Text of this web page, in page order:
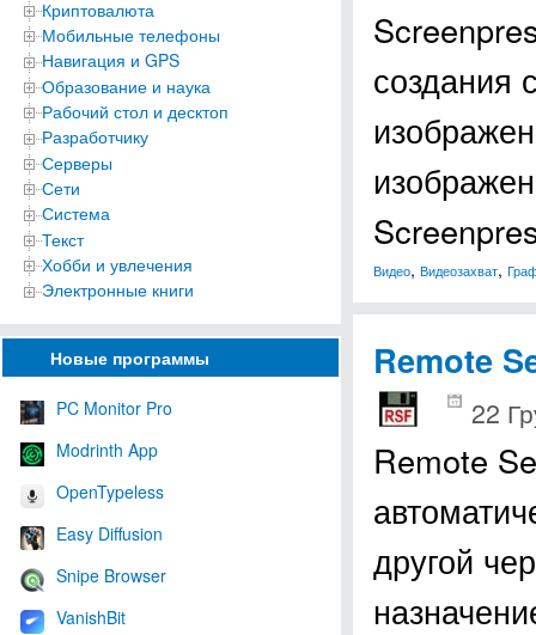
Криптовалюта
Мобильные телефоны
Навигация и GPS
Образование и наука
Рабочий стол и десктоп
Разработчику
Серверы
Сети
Система
Текст
Хобби и увлечения
Электронные книги
Новые программы
PC Monitor Pro
Modrinth App
OpenTypeless
Easy Diffusion
Snipe Browser
VanishBit
создания
Видео, Видеозахват,
Remote
22
Remote
другой